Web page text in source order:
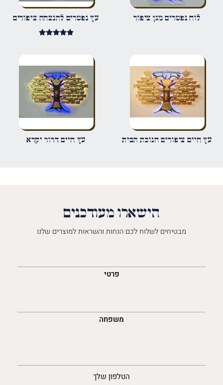
שם*
שמור בדפדפן זה את השם, האימייל והאתר שלי לפעם הבאה שאגיב.
לוח נפטרים מגן ציפור עץ נפטרים להנצחה ציפורים
עץ חיים ציפורים חנוכת הבית עץ חיים דרור יקרא
הישארו מעודכנים
מבטיחים לשלוח לכם הנחות והשראות למוצרים שלנו
פרטי
משפחה
הטלפון שלך